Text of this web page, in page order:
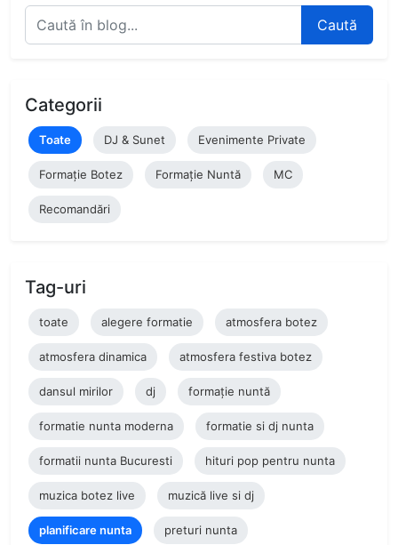
Caută
Categorii
Toate DJ & Sunet Evenimente Private
Formație Botez Formație Nuntă MC
Recomandări
Tag-uri
toate alegere formatie atmosfera botez
atmosfera dinamica atmosfera festiva botez
dansul mirilor dj formație nuntă
formatie nunta moderna formatie si dj nunta
formatii nunta Bucuresti hituri pop pentru nunta
muzica botez live muzică live si dj
planificare nunta preturi nunta